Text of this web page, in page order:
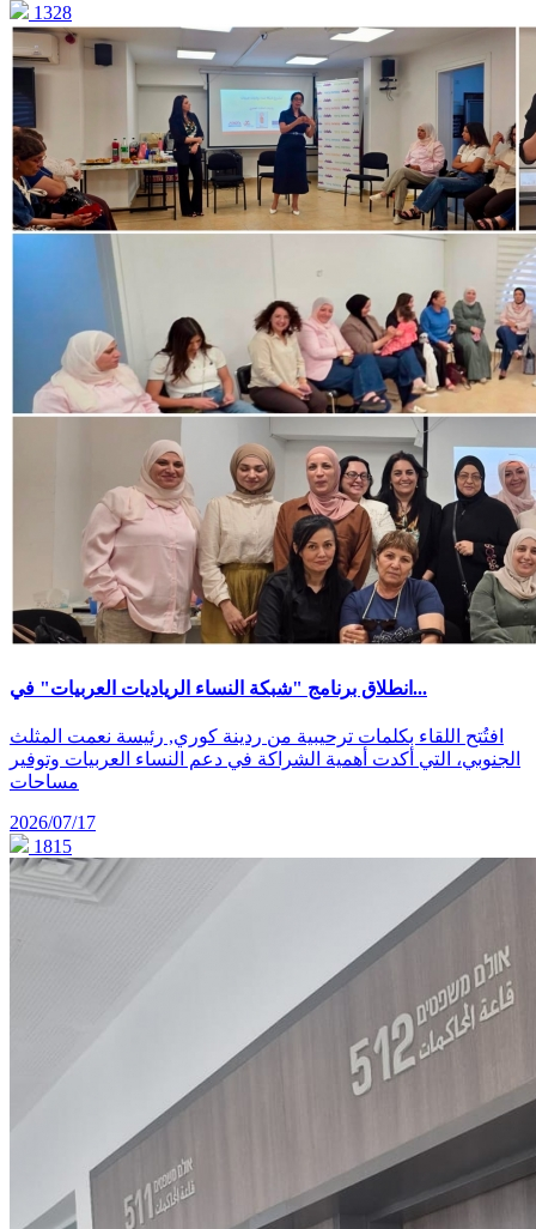
1328
انطلاق برنامج "شبكة النساء الرياديات العربيات" في...
افتُتح اللقاء بكلمات ترحيبية من ردينة كوري, رئيسة نعمت المثلث
الجنوبي، التي أكدت أهمية الشراكة في دعم النساء العربيات وتوفير
مساحات
2026/07/17
1815